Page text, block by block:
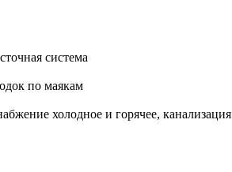
система
по маякам
холодное и горячее, канализация